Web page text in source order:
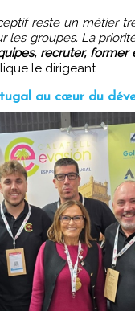
reste un métier
les groupes. La priorité
recruter, former
le dirigeant.
au cœur du